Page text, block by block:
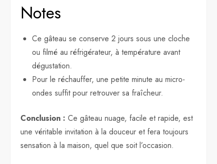
Notes
Ce gâteau se conserve 2 jours sous une cloche
ou filmé au réfrigérateur, à température avant
dégustation.
Pour le réchauffer, une petite minute au micro-
ondes suffit pour retrouver sa fraîcheur.
Conclusion : Ce gâteau nuage, facile et rapide, est
une véritable invitation à la douceur et fera toujours
sensation à la maison, quel que soit l’occasion.